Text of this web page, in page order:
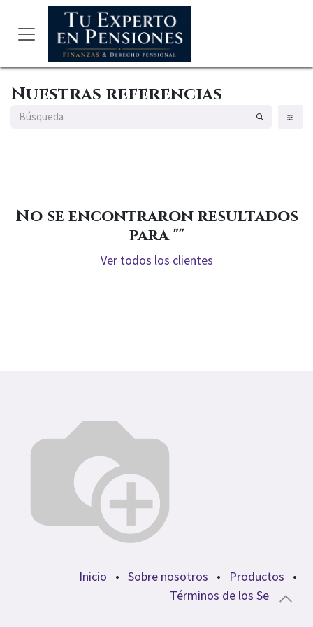
Nuestras referencias
No se encontraron resultados
para ""
Ver todos los clientes
Inicio • Sobre nosotros • Productos
•
Términos de los Servicios